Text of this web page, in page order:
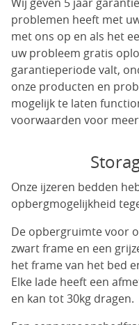
problemen heeft met
met ons op en als het
uw probleem gratis
garantieperiode valt,
onze producten en
mogelijk te laten
voorwaarden voor
Onze ijzeren bedden
opbergmogelijkheid
De opbergruimte voor
zwart frame en een
het frame van het bed
Elke lade heeft een
en kan tot 30kg dragen.